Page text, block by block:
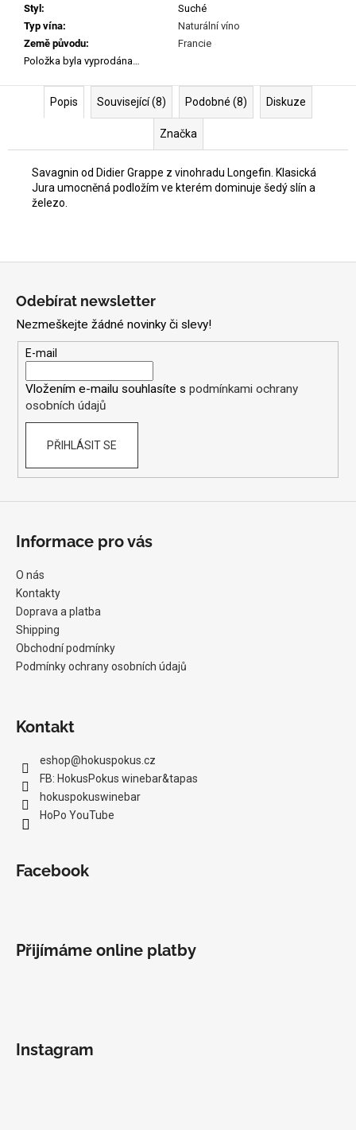
Styl :
Suché
Typ vína:
Naturální víno
Země původu:
Francie
Položka byla vyprodána…
Popis Související (8) Podobné (8) Diskuze
Značka
Savagnin od Didier Grappe z vinohradu Longefin. Klasická
Jura umocněná podložím ve kterém dominuje šedý slín a
železo.
Odebírat newsletter
Nezmeškejte žádné novinky či slevy!
E-mail
Vložením e-mailu souhlasíte s podmínkami ochrany
osobních údajů
PŘIHLÁSIT SE
Informace pro vás
O nás
Kontakty
Doprava a platba
Shipping
Obchodní podmínky
Podmínky ochrany osobních údajů
Kontakt
eshop@hokuspokus.cz
FB: HokusPokus winebar&tapas
hokuspokuswinebar
HoPo YouTube
Facebook
Přijímáme online platby
Instagram